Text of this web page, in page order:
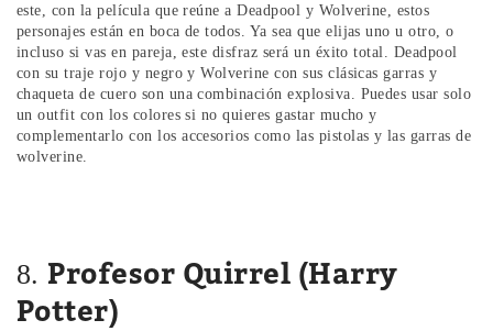
este, con la película que reúne a Deadpool y Wolverine, estos
personajes están en boca de todos. Ya sea que elijas uno u otro, o
incluso si vas en pareja, este disfraz será un éxito total. Deadpool
con su traje rojo y negro y Wolverine con sus clásicas garras y
chaqueta de cuero son una combinación explosiva. Puedes usar solo
un outfit con los colores si no quieres gastar mucho y
complementarlo con los accesorios como las pistolas y las garras de
wolverine.
8. Profesor Quirrel (Harry
Potter)